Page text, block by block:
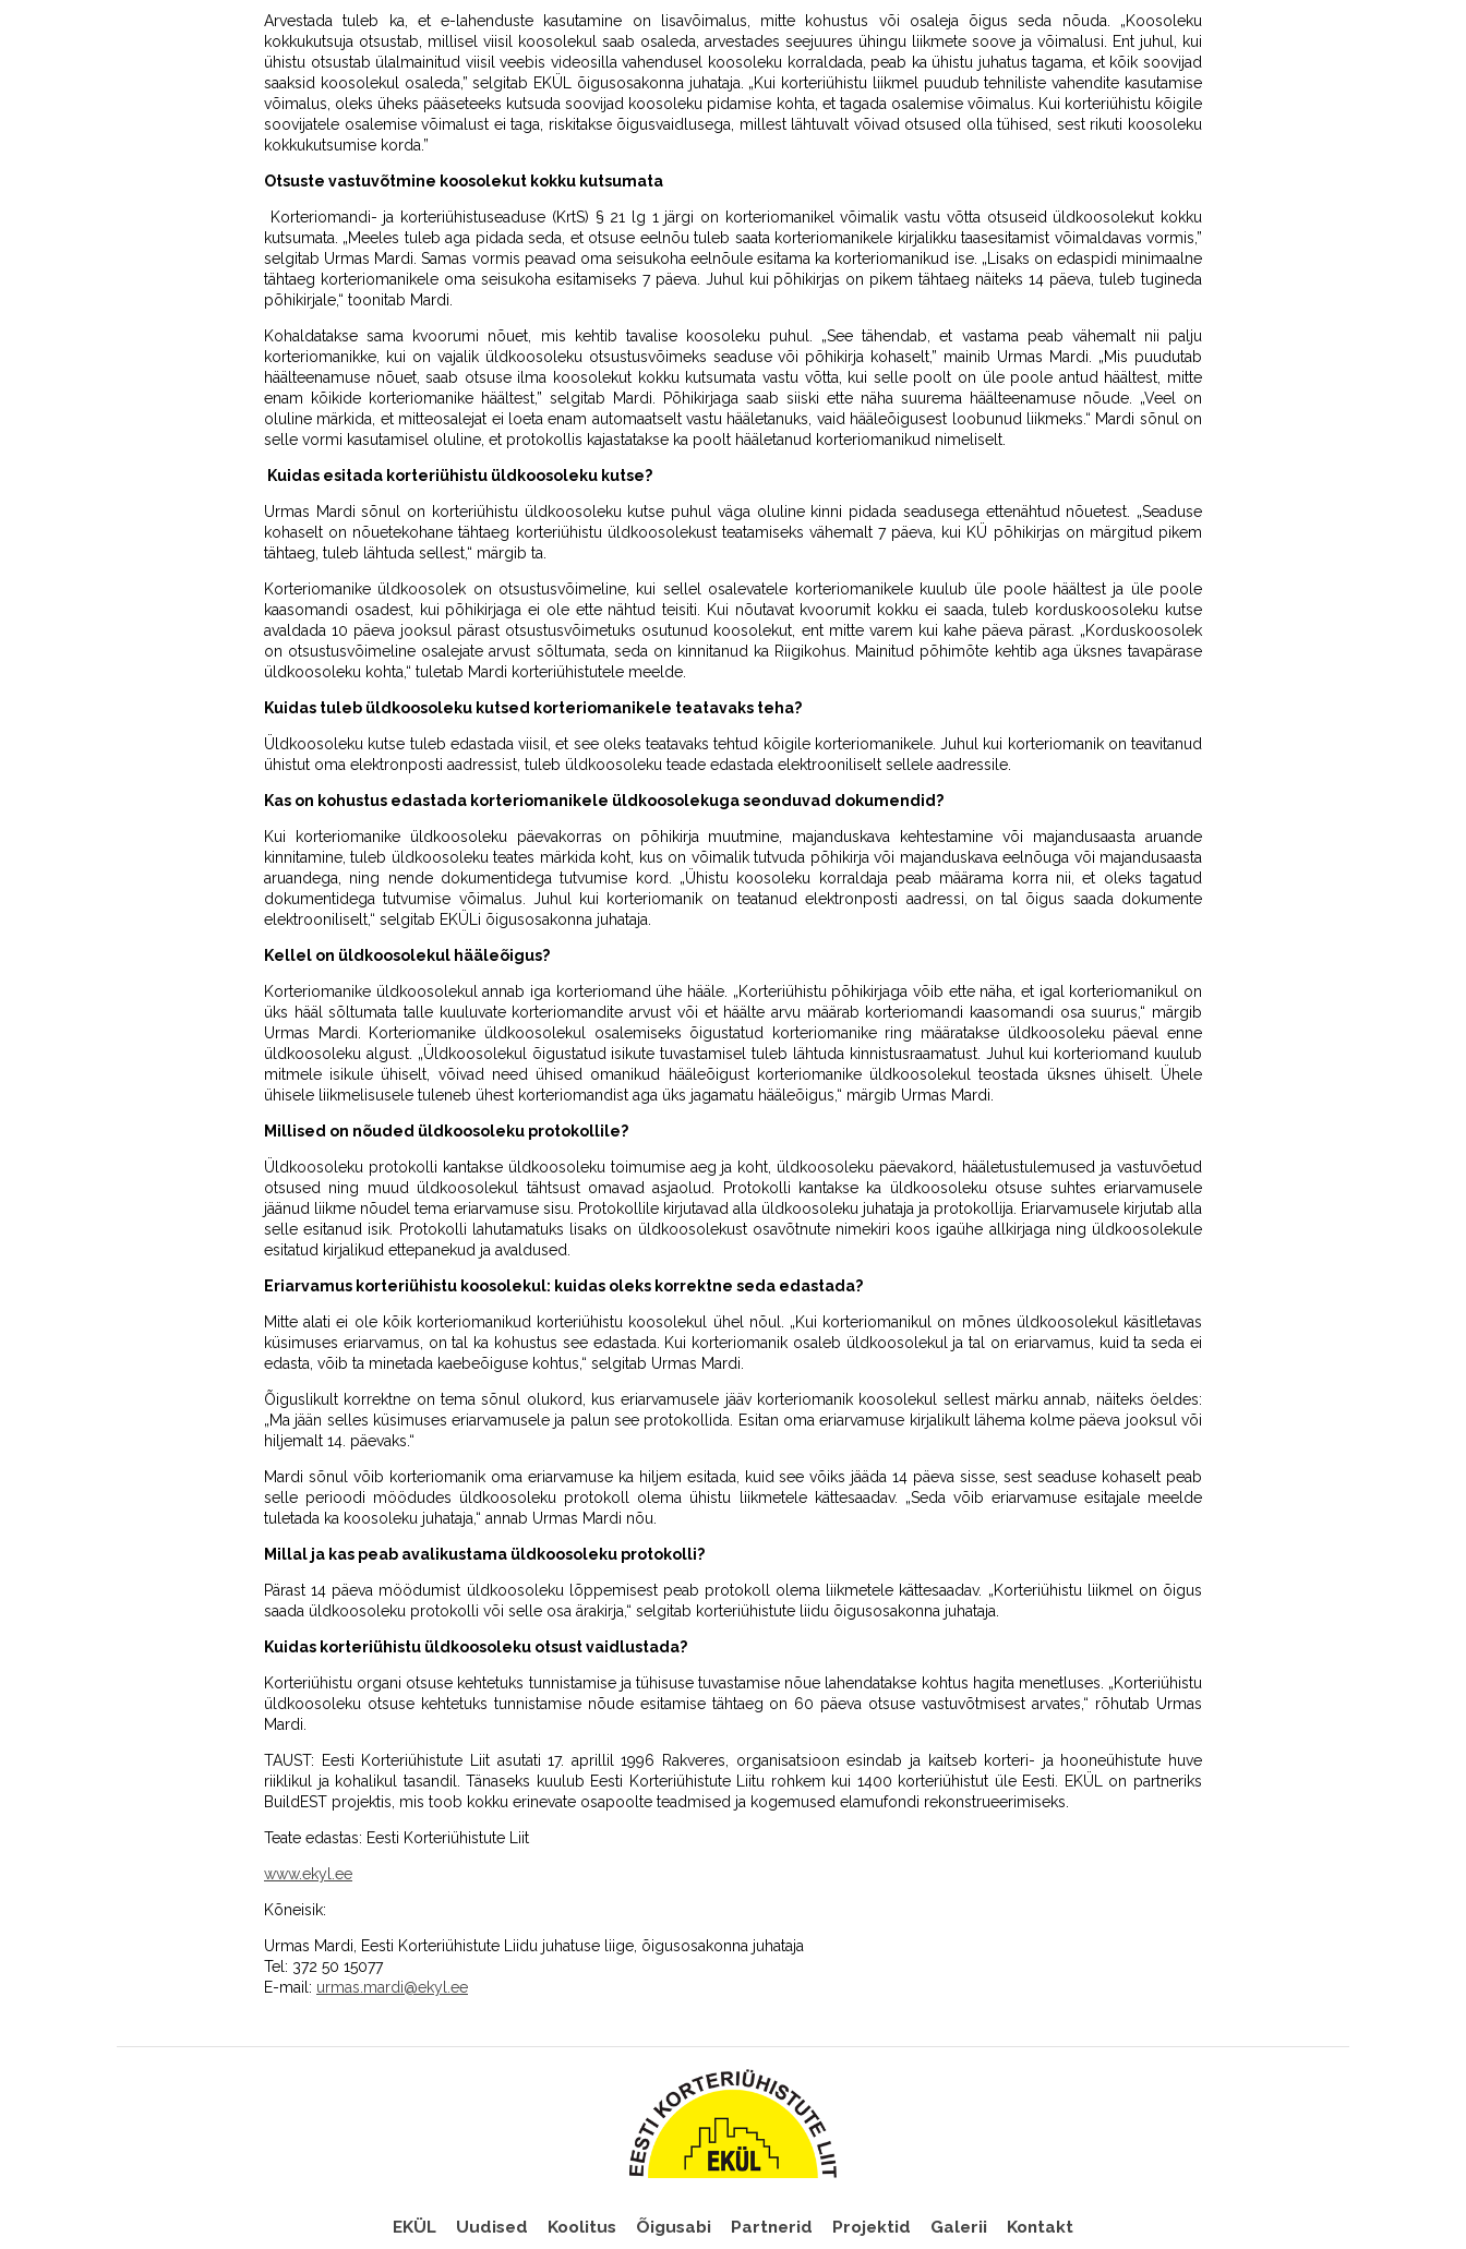
Arvestada tuleb ka, et e-lahenduste kasutamine on lisavõimalus, mitte kohustus või osaleja õigus seda nõuda. „Koosoleku
kokkukutsuja otsustab, millisel viisil koosolekul saab osaleda, arvestades seejuures ühingu liikmete soove ja võimalusi. Ent juhul, kui
ühistu otsustab ülalmainitud viisil veebis videosilla vahendusel koosoleku korraldada, peab ka ühistu juhatus tagama, et kõik soovijad
saaksid koosolekul osaleda,” selgitab EKÜL õigusosakonna juhataja. „Kui korteriühistu liikmel puudub tehniliste vahendite kasutamise
võimalus, oleks üheks pääseteeks kutsuda soovijad koosoleku pidamise kohta, et tagada osalemise võimalus. Kui korteriühistu kõigile
soovijatele osalemise võimalust ei taga, riskitakse õigusvaidlusega, millest lähtuvalt võivad otsused olla tühised, sest rikuti koosoleku
kokkukutsumise korda.”
Otsuste vastuvõtmine koosolekut kokku kutsumata
Korteriomandi- ja korteriühistuseaduse (KrtS) § 21 lg 1 järgi on korteriomanikel võimalik vastu võtta otsuseid üldkoosolekut kokku
kutsumata. „Meeles tuleb aga pidada seda, et otsuse eelnõu tuleb saata korteriomanikele kirjalikku taasesitamist võimaldavas vormis,”
selgitab Urmas Mardi. Samas vormis peavad oma seisukoha eelnõule esitama ka korteriomanikud ise. „Lisaks on edaspidi minimaalne
tähtaeg korteriomanikele oma seisukoha esitamiseks 7 päeva. Juhul kui põhikirjas on pikem tähtaeg näiteks 14 päeva, tuleb tugineda
põhikirjale,“ toonitab Mardi.
Kohaldatakse sama kvoorumi nõuet, mis kehtib tavalise koosoleku puhul. „See tähendab, et vastama peab vähemalt nii palju
korteriomanikke, kui on vajalik üldkoosoleku otsustusvõimeks seaduse või põhikirja kohaselt,” mainib Urmas Mardi. „Mis puudutab
häälteenamuse nõuet, saab otsuse ilma koosolekut kokku kutsumata vastu võtta, kui selle poolt on üle poole antud häältest, mitte
enam kõikide korteriomanike häältest,” selgitab Mardi. Põhikirjaga saab siiski ette näha suurema häälteenamuse nõude. „Veel on
oluline märkida, et mitteosalejat ei loeta enam automaatselt vastu hääletanuks, vaid hääleõigusest loobunud liikmeks.“ Mardi sõnul on
selle vormi kasutamisel oluline, et protokollis kajastatakse ka poolt hääletanud korteriomanikud nimeliselt.
Kuidas esitada korteriühistu üldkoosoleku kutse?
Urmas Mardi sõnul on korteriühistu üldkoosoleku kutse puhul väga oluline kinni pidada seadusega ettenähtud nõuetest. „Seaduse
kohaselt on nõuetekohane tähtaeg korteriühistu üldkoosolekust teatamiseks vähemalt 7 päeva, kui KÜ põhikirjas on märgitud pikem
tähtaeg, tuleb lähtuda sellest,“ märgib ta.
Korteriomanike üldkoosolek on otsustusvõimeline, kui sellel osalevatele korteriomanikele kuulub üle poole häältest ja üle poole
kaasomandi osadest, kui põhikirjaga ei ole ette nähtud teisiti. Kui nõutavat kvoorumit kokku ei saada, tuleb korduskoosoleku kutse
avaldada 10 päeva jooksul pärast otsustusvõimetuks osutunud koosolekut, ent mitte varem kui kahe päeva pärast. „Korduskoosolek
on otsustusvõimeline osalejate arvust sõltumata, seda on kinnitanud ka Riigikohus. Mainitud põhimõte kehtib aga üksnes tavapärase
üldkoosoleku kohta,“ tuletab Mardi korteriühistutele meelde.
Kuidas tuleb üldkoosoleku kutsed korteriomanikele teatavaks teha?
Üldkoosoleku kutse tuleb edastada viisil, et see oleks teatavaks tehtud kõigile korteriomanikele. Juhul kui korteriomanik on teavitanud
ühistut oma elektronposti aadressist, tuleb üldkoosoleku teade edastada elektrooniliselt sellele aadressile.
Kas on kohustus edastada korteriomanikele üldkoosolekuga seonduvad dokumendid?
Kui korteriomanike üldkoosoleku päevakorras on põhikirja muutmine, majanduskava kehtestamine või majandusaasta aruande
kinnitamine, tuleb üldkoosoleku teates märkida koht, kus on võimalik tutvuda põhikirja või majanduskava eelnõuga või majandusaasta
aruandega, ning nende dokumentidega tutvumise kord. „Ühistu koosoleku korraldaja peab määrama korra nii, et oleks tagatud
dokumentidega tutvumise võimalus. Juhul kui korteriomanik on teatanud elektronposti aadressi, on tal õigus saada dokumente
elektrooniliselt,“ selgitab EKÜLi õigusosakonna juhataja.
Kellel on üldkoosolekul hääleõigus?
Korteriomanike üldkoosolekul annab iga korteriomand ühe hääle. „Korteriühistu põhikirjaga võib ette näha, et igal korteriomanikul on
üks hääl sõltumata talle kuuluvate korteriomandite arvust või et häälte arvu määrab korteriomandi kaasomandi osa suurus,“ märgib
Urmas Mardi. Korteriomanike üldkoosolekul osalemiseks õigustatud korteriomanike ring määratakse üldkoosoleku päeval enne
üldkoosoleku algust. „Üldkoosolekul õigustatud isikute tuvastamisel tuleb lähtuda kinnistusraamatust. Juhul kui korteriomand kuulub
mitmele isikule ühiselt, võivad need ühised omanikud hääleõigust korteriomanike üldkoosolekul teostada üksnes ühiselt. Ühele
ühisele liikmelisusele tuleneb ühest korteriomandist aga üks jagamatu hääleõigus,“ märgib Urmas Mardi.
Millised on nõuded üldkoosoleku protokollile?
Üldkoosoleku protokolli kantakse üldkoosoleku toimumise aeg ja koht, üldkoosoleku päevakord, hääletustulemused ja vastuvõetud
otsused ning muud üldkoosolekul tähtsust omavad asjaolud. Protokolli kantakse ka üldkoosoleku otsuse suhtes eriarvamusele
jäänud liikme nõudel tema eriarvamuse sisu. Protokollile kirjutavad alla üldkoosoleku juhataja ja protokollija. Eriarvamusele kirjutab alla
selle esitanud isik. Protokolli lahutamatuks lisaks on üldkoosolekust osavõtnute nimekiri koos igaühe allkirjaga ning üldkoosolekule
esitatud kirjalikud ettepanekud ja avaldused.
Eriarvamus korteriühistu koosolekul: kuidas oleks korrektne seda edastada?
Mitte alati ei ole kõik korteriomanikud korteriühistu koosolekul ühel nõul. „Kui korteriomanikul on mõnes üldkoosolekul käsitletavas
küsimuses eriarvamus, on tal ka kohustus see edastada. Kui korteriomanik osaleb üldkoosolekul ja tal on eriarvamus, kuid ta seda ei
edasta, võib ta minetada kaebeõiguse kohtus,“ selgitab Urmas Mardi.
Õiguslikult korrektne on tema sõnul olukord, kus eriarvamusele jääv korteriomanik koosolekul sellest märku annab, näiteks öeldes:
„Ma jään selles küsimuses eriarvamusele ja palun see protokollida. Esitan oma eriarvamuse kirjalikult lähema kolme päeva jooksul või
hiljemalt 14. päevaks.“
Mardi sõnul võib korteriomanik oma eriarvamuse ka hiljem esitada, kuid see võiks jääda 14 päeva sisse, sest seaduse kohaselt peab
selle perioodi möödudes üldkoosoleku protokoll olema ühistu liikmetele kättesaadav. „Seda võib eriarvamuse esitajale meelde
tuletada ka koosoleku juhataja,“ annab Urmas Mardi nõu.
Millal ja kas peab avalikustama üldkoosoleku protokolli?
Pärast 14 päeva möödumist üldkoosoleku lõppemisest peab protokoll olema liikmetele kättesaadav. „Korteriühistu liikmel on õigus
saada üldkoosoleku protokolli või selle osa ärakirja,“ selgitab korteriühistute liidu õigusosakonna juhataja.
Kuidas korteriühistu üldkoosoleku otsust vaidlustada?
Korteriühistu organi otsuse kehtetuks tunnistamise ja tühisuse tuvastamise nõue lahendatakse kohtus hagita menetluses. „Korteriühistu
üldkoosoleku otsuse kehtetuks tunnistamise nõude esitamise tähtaeg on 60 päeva otsuse vastuvõtmisest arvates,“ rõhutab Urmas
Mardi.
TAUST: Eesti Korteriühistute Liit asutati 17. aprillil 1996 Rakveres, organisatsioon esindab ja kaitseb korteri- ja hooneühistute huve
riiklikul ja kohalikul tasandil. Tänaseks kuulub Eesti Korteriühistute Liitu rohkem kui 1400 korteriühistut üle Eesti. EKÜL on partneriks
BuildEST projektis, mis toob kokku erinevate osapoolte teadmised ja kogemused elamufondi rekonstrueerimiseks.
Teate edastas: Eesti Korteriühistute Liit
www.ekyl.ee
Kõneisik:
Urmas Mardi, Eesti Korteriühistute Liidu juhatuse liige, õigusosakonna juhataja
Tel: 372 50 15077
E-mail: urmas.mardi@ekyl.ee
EKÜL Uudised Koolitus Õigusabi Partnerid Projektid Galerii Kontakt